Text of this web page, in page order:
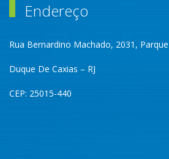
Endereço
Rua Bernardino Machado, 2031,
Duque De Caxias – RJ
CEP: 25015-440